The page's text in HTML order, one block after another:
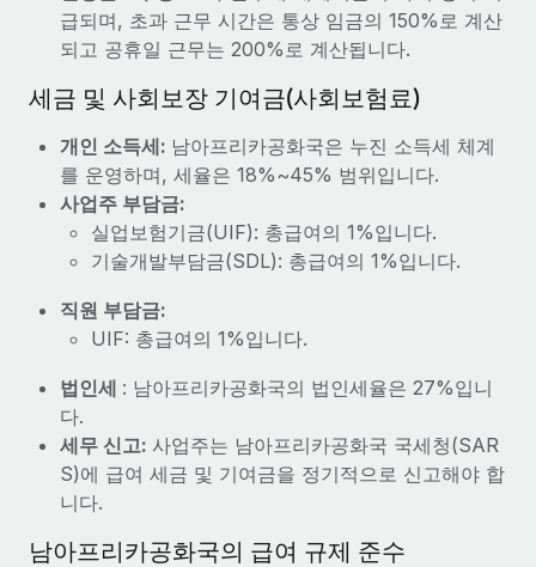
장 적합 사람을 찾아 채용 및 관리하고 급여를 지급하도록 돕는 것
입니다. 이를 위해 최근 몇 주 동안 새로운...
자세히 알아보기
Shootsta가 Remote를 통해 네 개의 시장에서 글로벌
채용을 확장한 방법
비디오 콘텐츠를 활용한 마케팅이 계속해서 인기를 끌면서, 기업들
니다. 그러나 대부분의 회사들은 그렇게 높은 품질의...
급되며, 초과 근무 시간은 통상 임금의 150%로 계산
되고 공휴일 근무는 200%로 계산됩니다.
세금 및 사회보장 기여금(사회보험료)
개인 소득세: 남아프리카공화국은 누진 소득세 체계
를 운영하며, 세율은 18%~45% 범위입니다.
사업주 부담금:
실업보험기금(UIF): 총급여의 1%입니다.
기술개발부담금(SDL): 총급여의 1%입니다.
직원 부담금:
UIF: 총급여의 1%입니다.
법인세 : 남아프리카공화국의 법인세율은 27%입니
다.
세무 신고: 사업주는 남아프리카공화국 국세청(SAR
S)에 급여 세금 및 기여금을 정기적으로 신고해야 합
니다.
남아프리카공화국의 급여 규제 준수